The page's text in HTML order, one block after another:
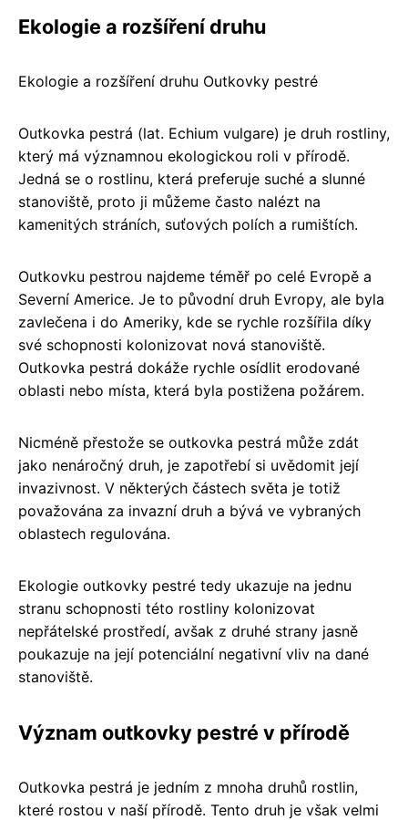
Ekologie a rozšíření druhu
Ekologie a rozšíření druhu Outkovky pestré
Outkovka pestrá (lat. Echium vulgare) je druh rostliny,
který má významnou ekologickou roli v přírodě.
Jedná se o rostlinu, která preferuje suché a slunné
stanoviště, proto ji můžeme často nalézt na
kamenitých stráních, suťových polích a rumištích.
Outkovku pestrou najdeme téměř po celé Evropě a
Severní Americe. Je to původní druh Evropy, ale byla
zavlečena i do Ameriky, kde se rychle rozšířila díky
své schopnosti kolonizovat nová stanoviště.
Outkovka pestrá dokáže rychle osídlit erodované
oblasti nebo místa, která byla postižena požárem.
Nicméně přestože se outkovka pestrá může zdát
jako nenáročný druh, je zapotřebí si uvědomit její
invazivnost. V některých částech světa je totiž
považována za invazní druh a bývá ve vybraných
oblastech regulována.
Ekologie outkovky pestré tedy ukazuje na jednu
stranu schopnosti této rostliny kolonizovat
nepřátelské prostředí, avšak z druhé strany jasně
poukazuje na její potenciální negativní vliv na dané
stanoviště.
Význam outkovky pestré v přírodě
Outkovka pestrá je jedním z mnoha druhů rostlin,
které rostou v naší přírodě. Tento druh je však velmi